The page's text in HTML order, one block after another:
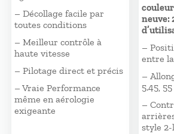
– Décollage facile par
toutes conditions
– Meilleur contrôle à
haute vitesse
– Pilotage direct et précis
– Vraie Performance
même en aérologie
exigeante
neuve:
–
entre
–
5.45,
–
style